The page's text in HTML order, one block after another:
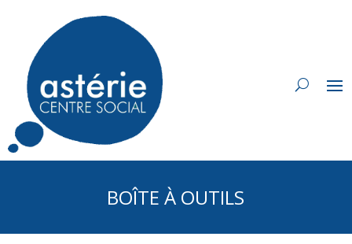
BOÎTE À OUTILS